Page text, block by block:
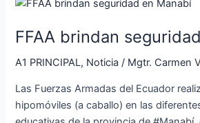
FFAA brindan
A1 PRINCIPAL, Noticia / Mgtr. Carmen
Las Fuerzas Armadas del Ecuador
hipomóviles (a caballo) en las
seguridad
Manabí